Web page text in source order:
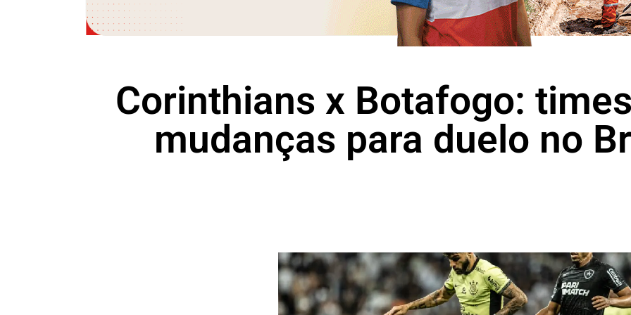
Corinthians x Botafogo:
mudanças para duelo no